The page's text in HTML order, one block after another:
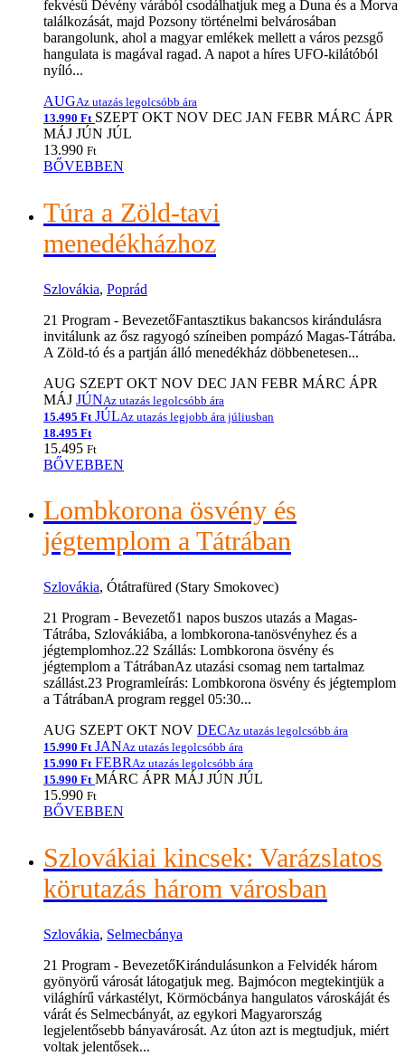
fekvésű Dévény várából csodálhatjuk meg a Duna és a Morva
találkozását, majd Pozsony történelmi belvárosában
barangolunk, ahol a magyar emlékek mellett a város pezsgő
hangulata is magával ragad. A napot a híres UFO-kilátóból
nyíló...
AUGAz utazás legolcsóbb ára
13.990 Ft SZEPT OKT NOV DEC JAN FEBR MÁRC ÁPR
MÁJ JÚN JÚL
13.990 Ft
BŐVEBBEN
Túra a Zöld-tavi
menedékházhoz
Szlovákia, Poprád
21 Program - BevezetőFantasztikus bakancsos kirándulásra
invitálunk az ősz ragyogó színeiben pompázó Magas-Tátrába.
A Zöld-tó és a partján álló menedékház döbbenetesen...
AUG SZEPT OKT NOV DEC JAN FEBR MÁRC ÁPR
MÁJ JÚNAz utazás legolcsóbb ára
15.495 Ft JÚLAz utazás legjobb ára júliusban
18.495 Ft
15.495 Ft
BŐVEBBEN
Lombkorona ösvény és
jégtemplom a Tátrában
Szlovákia, Ótátrafüred (Stary Smokovec)
21 Program - Bevezető1 napos buszos utazás a Magas-
Tátrába, Szlovákiába, a lombkorona-tanösvényhez és a
jégtemplomhoz.22 Szállás: Lombkorona ösvény és
jégtemplom a TátrábanAz utazási csomag nem tartalmaz
szállást.23 Programleírás: Lombkorona ösvény és jégtemplom
a TátrábanA program reggel 05:30...
AUG SZEPT OKT NOV DECAz utazás legolcsóbb ára
15.990 Ft JANAz utazás legolcsóbb ára
15.990 Ft FEBRAz utazás legolcsóbb ára
15.990 Ft MÁRC ÁPR MÁJ JÚN JÚL
15.990 Ft
BŐVEBBEN
Szlovákiai kincsek: Varázslatos
körutazás három városban
Szlovákia, Selmecbánya
21 Program - BevezetőKirándulásunkon a Felvidék három
gyönyörű városát látogatjuk meg. Bajmócon megtekintjük a
világhírű várkastélyt, Körmöcbánya hangulatos városkáját és
várát és Selmecbányát, az egykori Magyarország
legjelentősebb bányavárosát. Az úton azt is megtudjuk, miért
voltak jelentősek...